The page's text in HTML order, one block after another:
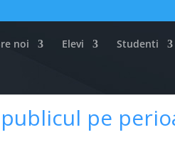
noi Elevi Studenti
pe